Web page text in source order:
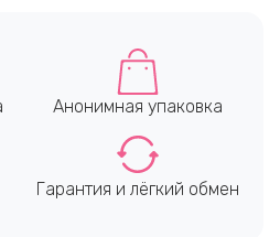
Анонимная упаковка
Гарантия и лёгкий обмен